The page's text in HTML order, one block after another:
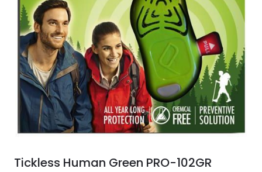
Tickless Human Green PRO-102GR